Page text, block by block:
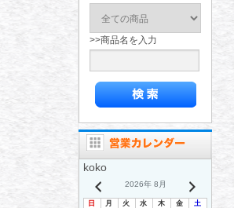
>>商品名を入力
koko
2026年 8月
日 月 火 水 木 金 土